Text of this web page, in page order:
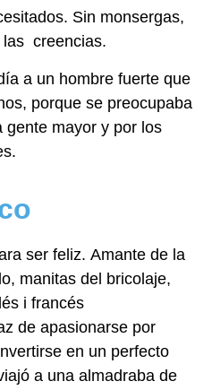
Sin monsergas,
las creencias.
a un hombre fuerte que
porque se preocupaba
gente mayor y por los
ser feliz. Amante de la
manitas del bricolaje,
i francés
de apasionarse por
en un perfecto
a una almadraba de